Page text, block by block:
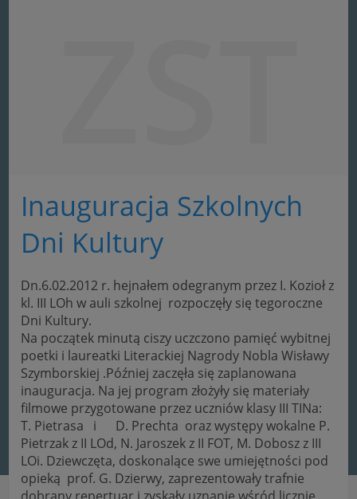
Inauguracja Szkolnych
Dni Kultury
Dn.6.02.2012 r. hejnałem odegranym przez I. Kozioł z
kl. III LOh w auli szkolnej rozpoczęły się tegoroczne
Dni Kultury.
Na początek minutą ciszy uczczono pamięć wybitnej
poetki i laureatki Literackiej Nagrody Nobla Wisławy
Szymborskiej .Później zaczęła się zaplanowana
inauguracja. Na jej program złożyły się materiały
filmowe przygotowane przez uczniów klasy III TINa:
T. Pietrasa i D. Prechta oraz występy wokalne P.
Pietrzak z II LOd, N. Jaroszek z II FOT, M. Dobosz z III
LOi. Dziewczęta, doskonalące swe umiejętności pod
opieką prof. G. Dzierwy, zaprezentowały trafnie